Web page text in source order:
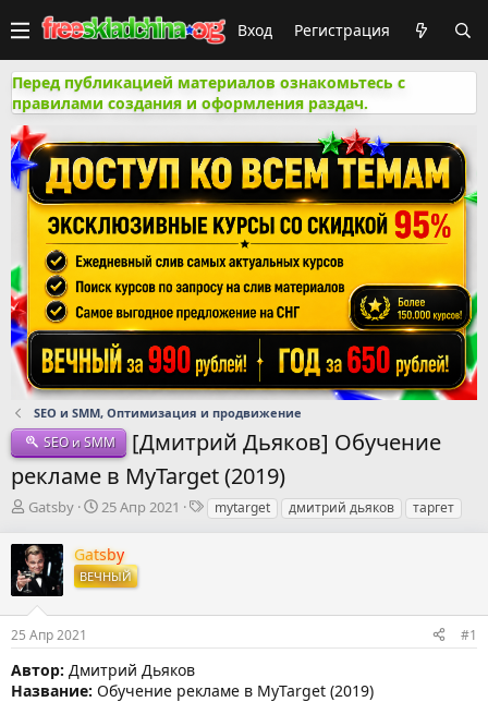
Вход Регистрация
Перед публикацией материалов ознакомьтесь с
правилами создания и оформления раздач.
SEO и SMM, Оптимизация и продвижение
SEO и SMM
[Дмитрий Дьяков] Обучение
рекламе в MyTarget (2019)
А
т
о
р
м
ы
Gatsby
Д
т
а
н
а
л
а
25 Апр 2021
Тmytarget дмитрий дьяков таргет
Gatsby
ВЕЧНЫЙ
25 Апр 2021 #1
Автор: Дмитрий Дьяков
Название: Обучение рекламе в MyTarget (2019)